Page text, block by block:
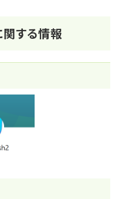
関する情報